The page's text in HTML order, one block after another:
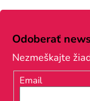
Z
Odoberať
Nezmeškajte
Email